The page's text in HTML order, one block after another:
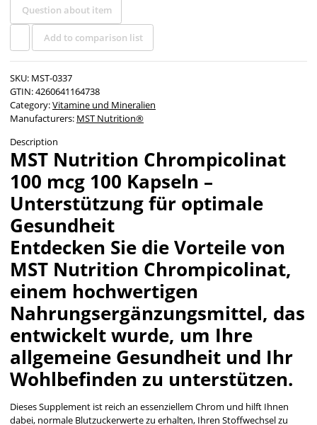
Question about item
Add to comparison list
SKU: MST-0337
GTIN:4260641164738
Category:Vitamine und Mineralien
Manufacturers: MST Nutrition®
Description
MST Nutrition Chrompicolinat
100 mcg 100 Kapseln –
Unterstützung für optimale
Gesundheit
Entdecken Sie die Vorteile von
MST Nutrition Chrompicolinat,
einem hochwertigen
Nahrungsergänzungsmittel, das
entwickelt wurde, um Ihre
allgemeine Gesundheit und Ihr
Wohlbefinden zu unterstützen.
Dieses Supplement ist reich an essenziellem Chrom und hilft Ihnen
dabei, normale Blutzuckerwerte zu erhalten, Ihren Stoffwechsel zu